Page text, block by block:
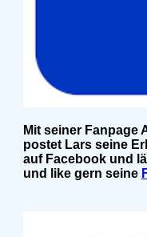
Mit seiner Fanpage
postet Lars seine
auf Facebook und
und like gern seine